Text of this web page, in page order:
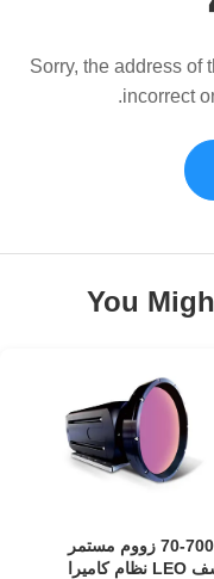
Sorry, the address of
incorrect
You
70-700mm زووم مستمر
لكاشف LEO نظام كاميرا